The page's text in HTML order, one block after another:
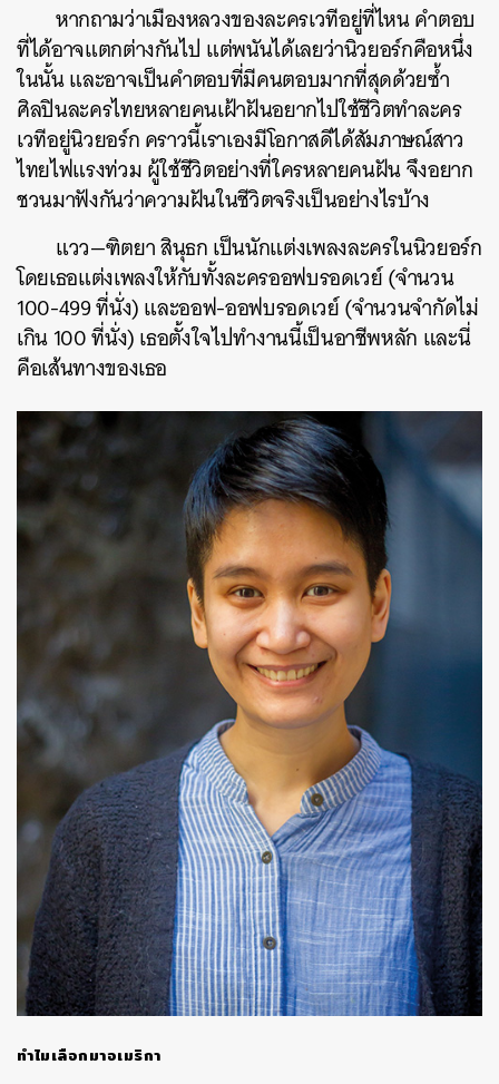
หากถามว่าเมืองหลวงของละครเวทีอยู่ที่ไหน คำตอบ
ที่ได้อาจแตกต่างกันไป แต่พนันได้เลยว่านิวยอร์กคือหนึ่ง
ในนั้น และอาจเป็นคำตอบที่มีคนตอบมากที่สุดด้วยซ้ำ
ศิลปินละครไทยหลายคนเฝ้าฝันอยากไปใช้ชีวิตทำละคร
เวทีอยู่นิวยอร์ก คราวนี้เราเองมีโอกาสดีได้สัมภาษณ์สาว
ไทยไฟแรงท่วม ผู้ใช้ชีวิตอย่างที่ใครหลายคนฝัน จึงอยาก
ชวนมาฟังกันว่าความฝันในชีวิตจริงเป็นอย่างไรบ้าง
แวว—ฑิตยา สินุธก เป็นนักแต่งเพลงละครในนิวยอร์ก
โดยเธอแต่งเพลงให้กับทั้งละครออฟบรอดเวย์ (จำนวน
100-499 ที่นั่ง) และออฟ-ออฟบรอดเวย์ (จำนวนจำกัดไม่
เกิน 100 ที่นั่ง)เธอตั้งใจไปทำงานนี้เป็นอาชีพหลัก และนี่
คือเส้นทางของเธอ
ทำไมเลือกมาอเมริกา